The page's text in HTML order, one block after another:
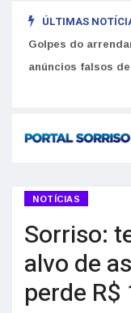
ÚLTIMAS
Golpes do
anúncios falsos
NOTÍCIAS
Sorriso:
alvo de
perde R$